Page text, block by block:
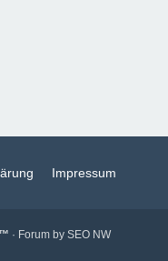
Impressum
· Forum by SEO NW